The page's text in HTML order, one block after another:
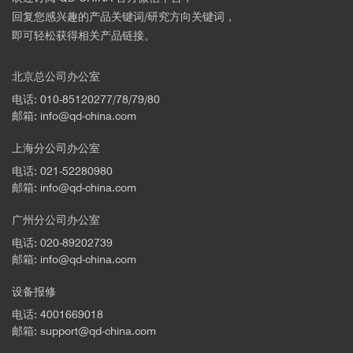
回复您感兴趣的产品关键词/研究方向关键词，
即可轻松获得相关产品链接。
北京总公司办公室
电话: 010-85120277/78/79/80
邮箱: info@qd-china.com
上海分公司办公室
电话: 021-52280980
邮箱: info@qd-china.com
广州分公司办公室
电话: 020-89202739
邮箱: info@qd-china.com
设备报修
电话: 4001669018
邮箱: support@qd-china.com